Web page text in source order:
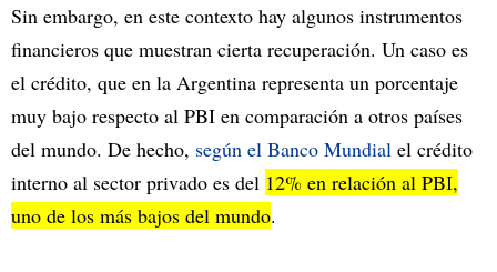
Sin embargo, en este contexto hay algunos instrumentos
financieros que muestran cierta recuperación. Un caso es
el crédito, que en la Argentina representa un porcentaje
muy bajo respecto al PBI en comparación a otros países
del mundo. De hecho, según el Banco Mundial el crédito
interno al sector privado es del 12% en relación al PBI,
uno de los más bajos del mundo.